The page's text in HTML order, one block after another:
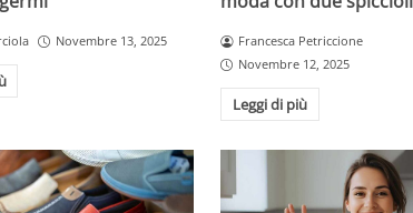
Novembre 13, 2025
Francesca Petriccione
Novembre 12, 2025
Leggi di più